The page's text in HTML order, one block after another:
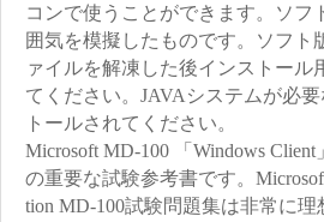
コンで使うことができます。ソフ
囲気を模擬したものです。ソフト
ァイルを解凍した後インストール
てください。JAVAシステムが必
トールされてください。
Microsoft MD-100 「Windows
の重要な試験参考書です。
tion MD-100試験問題集は非常に理